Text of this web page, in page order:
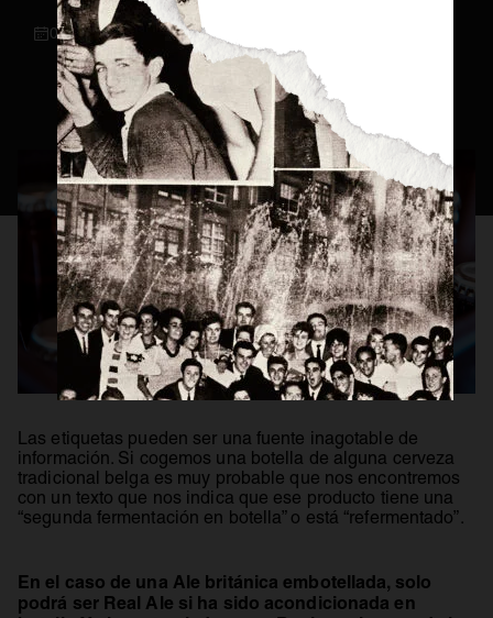
Consejos Cerveceros
Servicio Perfecto
Historia
Actualidad
Materias Primas
Estilos de Cerveza
Elaboración
Maridaje
BEER MASTER
07 / 10 / 2021
Las etiquetas pueden ser una fuente inagotable de
información. Si cogemos una botella de alguna cerveza
tradicional belga es muy probable que nos encontremos
con un texto que nos indica que ese producto tiene una
“segunda fermentación en botella” o está “refermentado”.
En el caso de una Ale británica embotellada, solo
podrá ser Real Ale si ha sido acondicionada en